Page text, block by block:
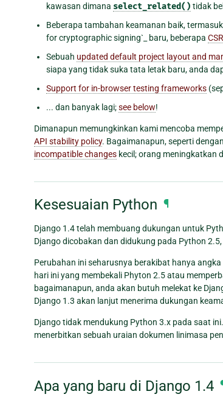
kawasan dimana select_related() tidak
Beberapa tambahan keamanan baik, termasuk
for cryptographic signing`_ baru, beberapa
Sebuah updated default project layout and
siapa yang tidak suka tata letak baru, anda
Support for in-browser testing frameworks
... dan banyak lagi;see below!
Dimanapun memungkinkan kami mencoba
API stability policy. Bagaimanapun, seperti
incompatible changes kecil; orang meningkatkan
Kesesuaian Python ¶
Django 1.4 telah membuang dukungan untuk
Django dicobakan dan didukung pada Python
Perubahan ini seharusnya berakibat hanya
hari ini yang membekali Phyton 2.5 atau
bagaimanapun, anda akan butuh melekat ke
Django 1.3 akan lanjut menerima dukungan
Django tidak mendukung Python 3.x pada saat
menerbitkan sebuah uraian dokumen linimasa
Apa yang baru di Django 1.4